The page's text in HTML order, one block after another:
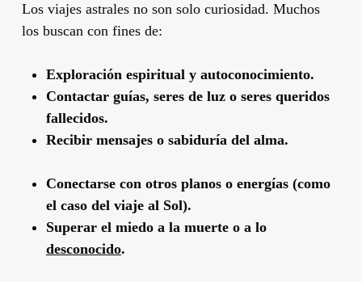
Los viajes astrales no son solo curiosidad. Muchos
los buscan con fines de:
Exploración espiritual y autoconocimiento.
Contactar guías, seres de luz o seres queridos
fallecidos.
Recibir mensajes o sabiduría del alma.
Conectarse con otros planos o energías (como
el caso del viaje al Sol).
Superar el miedo a la muerte o a lo
desconocido.